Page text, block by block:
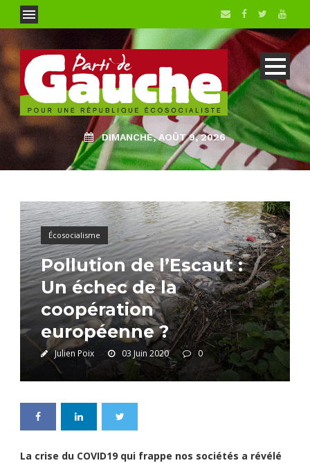
DIMANCHE, AOÛT 9, 2026
Écosocialisme
Pollution de l’Escaut :
Un échec de la
coopération
européenne ?
Julien Poix 03 Juin 2020 0
La crise du COVID19 qui frappe nos sociétés a révélé